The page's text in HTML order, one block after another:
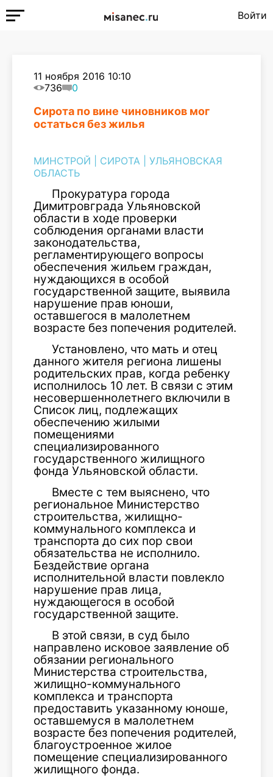
Войти
11 ноября 2016 10:10
736
0
Сирота по вине чиновников мог
остаться без жилья
МИНСТРОЙ СИРОТА
УЛЬЯНОВСКАЯ
ОБЛАСТЬ
Прокуратура города
Димитровграда Ульяновской
области в ходе проверки
соблюдения органами власти
законодательства,
регламентирующего вопросы
обеспечения жильем граждан,
нуждающихся в особой
государственной защите, выявила
нарушение прав юноши,
оставшегося в малолетнем
возрасте без попечения родителей.
Установлено, что мать и отец
данного жителя региона лишены
родительских прав, когда ребенку
исполнилось 10 лет. В связи с этим
несовершеннолетнего включили в
Список лиц, подлежащих
обеспечению жилыми
помещениями
специализированного
государственного жилищного
фонда Ульяновской области.
Вместе с тем выяснено, что
региональное Министерство
строительства, жилищно-
коммунального комплекса и
транспорта до сих пор свои
обязательства не исполнило.
Бездействие органа
исполнительной власти повлекло
нарушение прав лица,
нуждающегося в особой
государственной защите.
В этой связи, в суд было
направлено исковое заявление об
обязании регионального
Министерства строительства,
жилищно-коммунального
комплекса и транспорта
предоставить указанному юноше,
оставшемуся в малолетнем
возрасте без попечения родителей,
благоустроенное жилое
помещение специализированного
жилищного фонда.